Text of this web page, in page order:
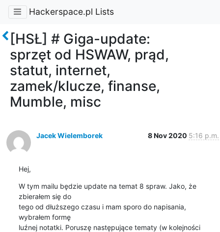
Hackerspace.pl Lists
[HSŁ] # Giga-update:
sprzęt od HSWAW, prąd,
statut, internet,
zamek/klucze, finanse,
Mumble, misc
Jacek Wielemborek 8 Nov 2020 5:16 p.m.
Hej,
W tym mailu będzie update na temat 8 spraw. Jako, że
zbierałem się do
tego od dłuższego czasu i mam sporo do napisania,
wybrałem formę
luźnej notatki. Poruszę następujące tematy (w kolejności